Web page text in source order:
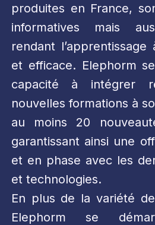
produites en France,
informatives mais
rendant
et efficace. Elephorm
capacité à intégrer
nouvelles formations à
au moins 20
garantissant ainsi une
et en phase avec les
et technologies.
En plus de la variété
Elephorm se